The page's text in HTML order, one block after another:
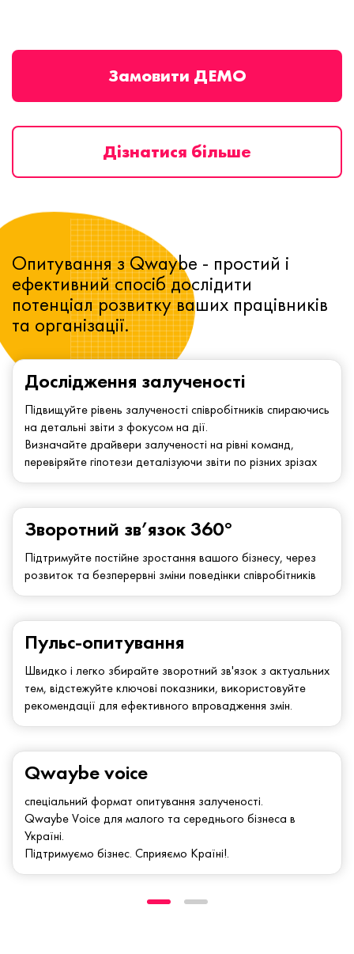
Замовити ДЕМО
Дізнатися більше
Дослідження залученості
Підвищуйте рівень залученості співробітників спираючись
на детальні звіти з фокусом на дії.
Визначайте драйвери залученості на рівні команд,
перевіряйте гіпотези деталізуючи звіти по різних зрізах
Зворотний зв’язок 360°
Підтримуйте постійне зростання вашого бізнесу, через
розвиток та безперервні зміни поведінки співробітників
Опитування з Qwaybe - простий і
ефективний спосіб дослідити
потенціал розвитку ваших працівників
та організації.
Qwaybe voice
спеціальний формат опитування залученості.
Qwaybe Voice для малого та середнього бізнеса в
Україні.
Підтримуємо бізнес. Сприяємо Країні!.
Пульс-опитування
Швидко і легко збирайте зворотний зв'язок з актуальних
тем, відстежуйте ключові показники, використовуйте
рекомендації для ефективного впровадження змін.